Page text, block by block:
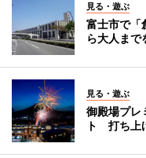
見る・遊ぶ
富士市で「
ら大人まで
見る・遊ぶ
御殿場プレ
ト 打ち上